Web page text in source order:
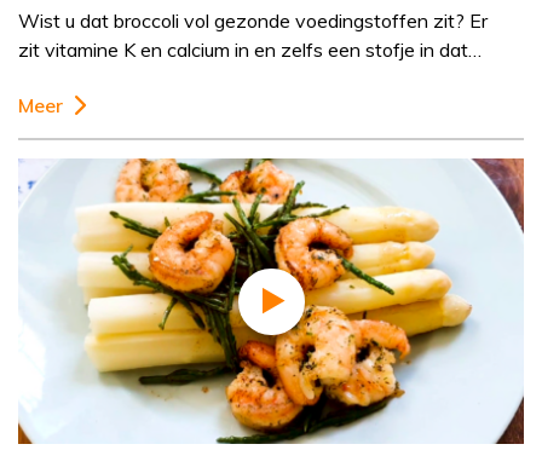
Wist u dat broccoli vol gezonde voedingstoffen zit? Er
zit vitamine K en calcium in en zelfs een stofje in dat…
Meer